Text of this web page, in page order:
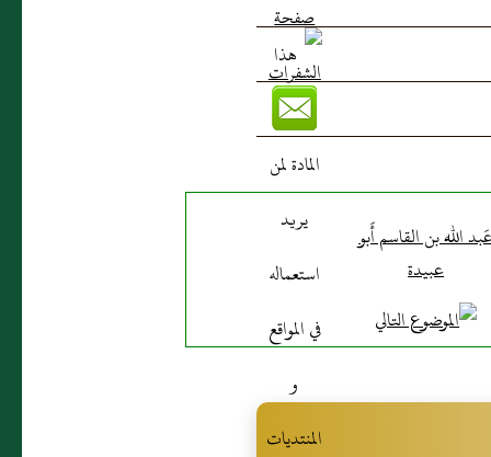
الله بن القاسم أَبو
عبيدة